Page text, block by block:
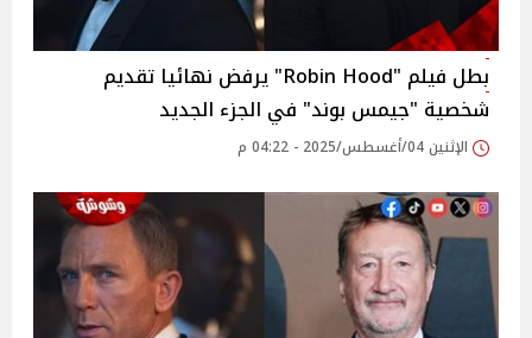
بطل فيلم "Robin Hood" يرفض نهائيا تقديم
شخصية "جيمس بوند" في الجزء الجديد
الإثنين 04/أغسطس/2025 - 04:22 م